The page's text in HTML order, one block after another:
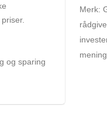
og sparing
Merk: